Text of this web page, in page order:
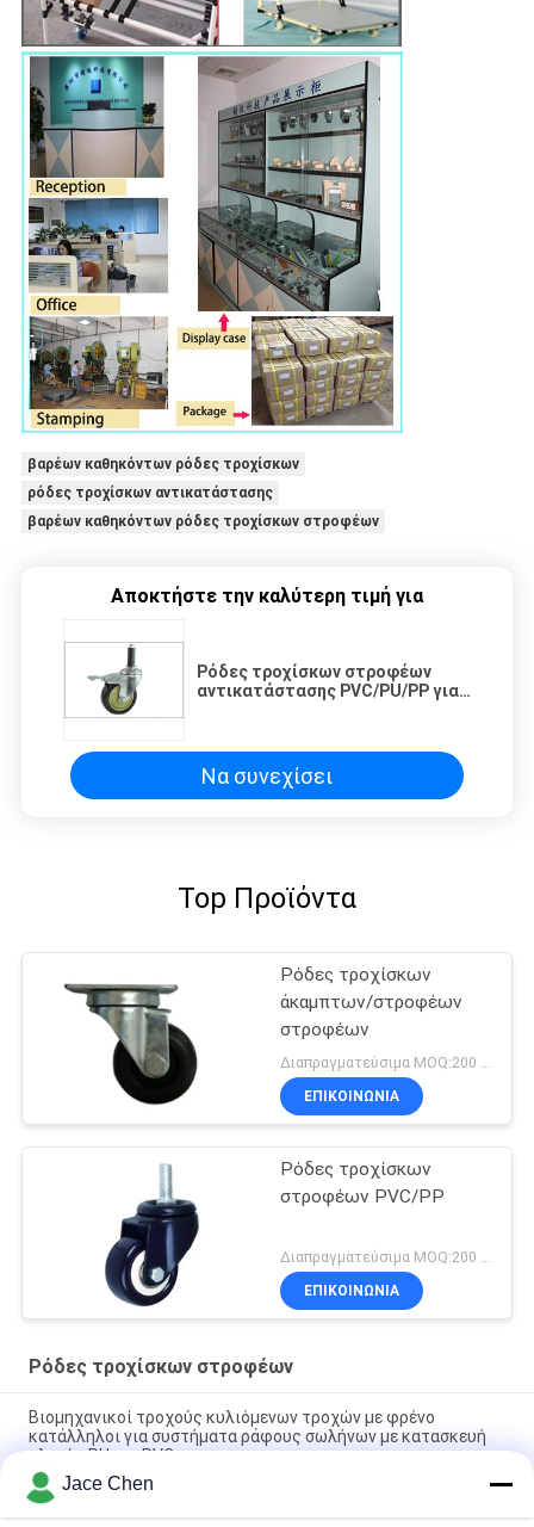
βαρέων καθηκόντων ρόδες τροχίσκων
ρόδες τροχίσκων αντικατάστασης
βαρέων καθηκόντων ρόδες τροχίσκων στροφέων
Αποκτήστε την καλύτερη τιμή για
Ρόδες τροχίσκων στροφέων
αντικατάστασης PVC/PU/PP για
Να συνεχίσει
Top Προϊόντα
Ρόδες τροχίσκων
άκαμπτων/στροφέων
στροφέων
Διαπραγματεύσιμα MOQ:200 τεμ
ΕΠΙΚΟΙΝΩΝΊΑ
Ρόδες τροχίσκων
στροφέων PVC/PP
ΕΠΙΚΟΙΝΩΝΊΑ
Ρόδες τροχίσκων στροφέων
Βιομηχανικοί τροχούς κυλιόμενων τροχών με φρένο
κατάλληλοι για συστήματα ράφους σωλήνων με κατασκευή
υλικών PU και PVC
PVC μαύρο σταθερό λουλούδι αιθυλένιο πολυουρεθάνιου
ποιοτικού PVC καστόρων υλικό
Jace Chen